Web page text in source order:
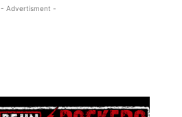
- Advertisment -